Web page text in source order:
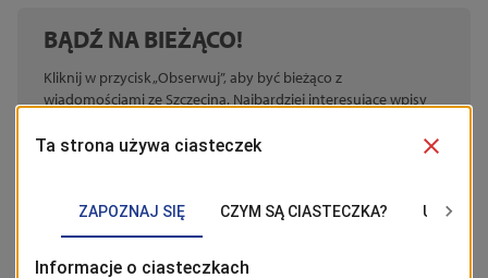
BĄDŹ NA BIEŻĄCO!
Kliknij w przycisk „Obserwuj”, aby być bieżąco z
wiadomościami ze Szczecina. Najbardziej interesujące wpisy
Obserwuj